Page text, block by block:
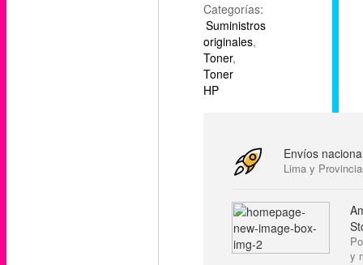
Categorías:
Suministros
originales,
Toner,
Toner
HP
Envíos
Lima y
y